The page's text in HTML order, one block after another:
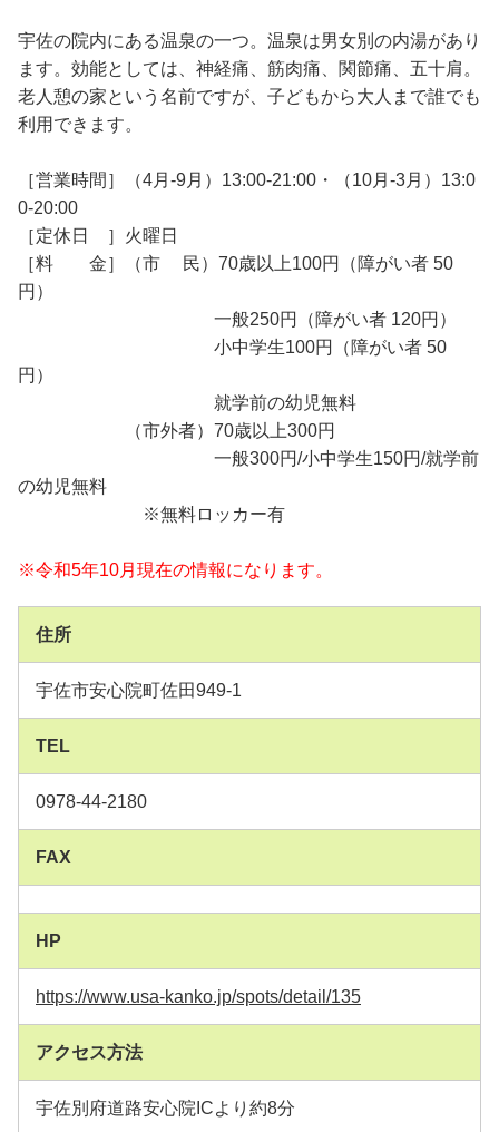
宇佐の院内にある温泉の一つ。温泉は男女別の内湯があり
ます。効能としては、神経痛、筋肉痛、関節痛、五十肩。
老人憩の家という名前ですが、子どもから大人まで誰でも
利用できます。
［営業時間］（4月-9月）13:00-21:00・（10月-3月）13:0
0-20:00
［定休日 ］火曜日
［料 金］（市 民）70歳以上100円（障がい者 50
円）
一般250円（障がい者 120円）
小中学生100円（障がい者 50
円）
就学前の幼児無料
（市外者）70歳以上300円
一般300円/小中学生150円/就学前
の幼児無料
※無料ロッカー有
※令和5年10月現在の情報になります。
住所
宇佐市安心院町佐田949-1
TEL
0978-44-2180
FAX
HP
https://www.usa-kanko.jp/spots/detail/135
アクセス方法
宇佐別府道路安心院ICより約8分